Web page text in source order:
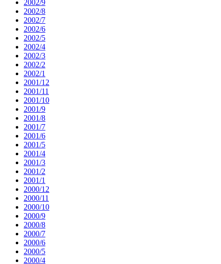
2002/9
2002/8
2002/7
2002/6
2002/5
2002/4
2002/3
2002/2
2002/1
2001/12
2001/11
2001/10
2001/9
2001/8
2001/7
2001/6
2001/5
2001/4
2001/3
2001/2
2001/1
2000/12
2000/11
2000/10
2000/9
2000/8
2000/7
2000/6
2000/5
2000/4